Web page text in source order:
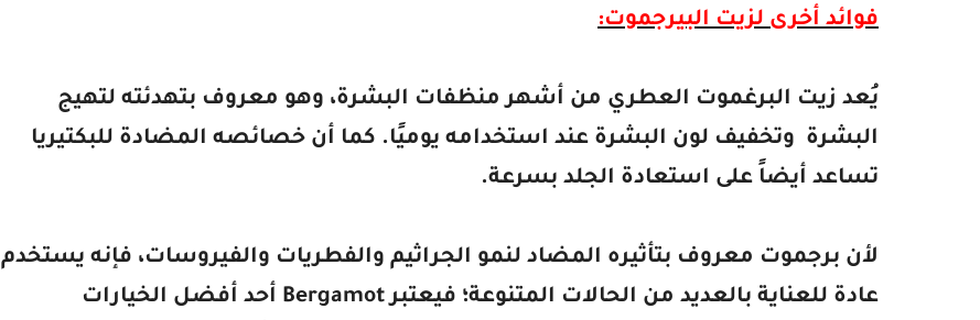
فوائد أخرى لزيت البيرجموت:
يُعد زيت البرغموت العطري من أشهر منظفات البشرة، وهو معروف بتهدئته لتهيج
البشرة وتخفيف لون البشرة عند استخدامه يوميًا. كما أن خصائصه المضادة للبكتيريا
تساعد أيضاً على استعادة الجلد بسرعة.
لأن برجموت معروف بتأثيره المضاد لنمو الجراثيم والفطريات والفيروسات، فإنه يستخدم
عادة للعناية بالعديد من الحالات المتنوعة؛ فيعتبر Bergamot أحد أفضل الخيارات